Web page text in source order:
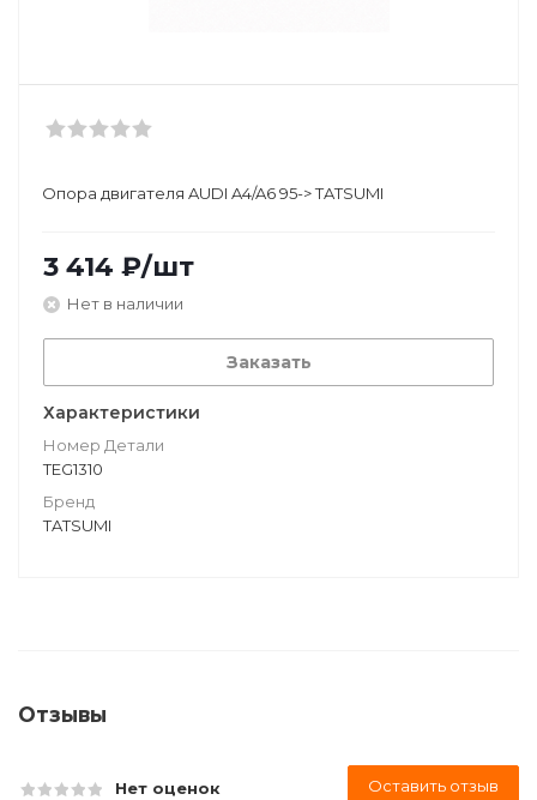
Опора двигателя AUDI A4/A6 95-> TATSUMI
3 414 ₽/шт
Нет в наличии
Заказать
Характеристики
Номер Детали
TEG1310
Бренд
TATSUMI
Отзывы
Нет оценок Оставить отзыв